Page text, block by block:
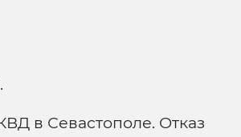
в Севастополе. Отказ